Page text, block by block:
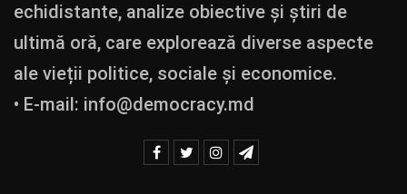
echidistante, analize obiective și știri de
ultimă oră, care explorează diverse aspecte
ale vieții politice, sociale și economice.
• E-mail: info@democracy.md